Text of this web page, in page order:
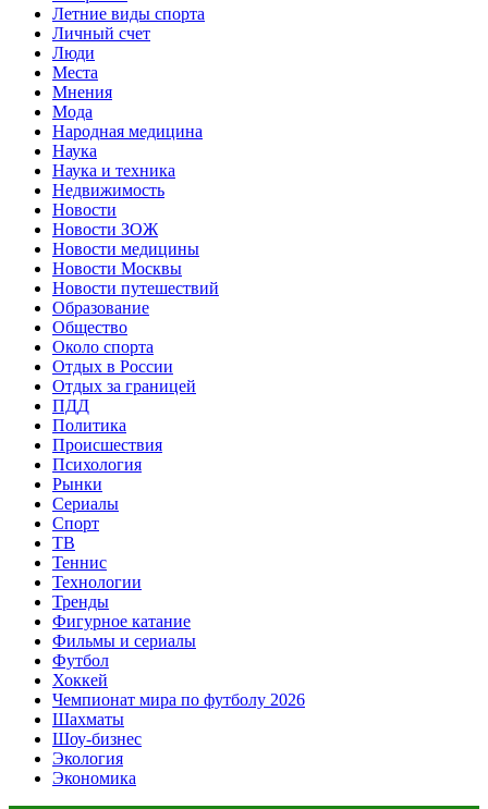
Летние виды спорта
Личный счет
Люди
Места
Мнения
Мода
Народная медицина
Наука
Наука и техника
Недвижимость
Новости
Новости ЗОЖ
Новости медицины
Новости Москвы
Новости путешествий
Образование
Общество
Около спорта
Отдых в России
Отдых за границей
ПДД
Политика
Происшествия
Психология
Рынки
Сериалы
Спорт
ТВ
Теннис
Технологии
Тренды
Фигурное катание
Фильмы и сериалы
Футбол
Хоккей
Чемпионат мира по футболу 2026
Шахматы
Шоу-бизнес
Экология
Экономика